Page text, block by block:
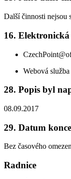
Další činnosti nejsou
16.
Webová služba
28. Popis byl
08.09.2017
29. Datum
Bez časového
Radnice